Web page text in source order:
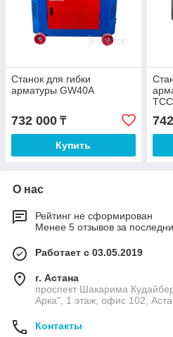
Станок для гибки
арматуры GW40A
732 000 ₸
Купить
ТСС
О нас
Рейтинг не сформирован
Менее 5 отзывов за
Работает с 03.05.2019
г. Астана
проспект Шакарима
Арка", 1 этаж, офис 102,
Контакты